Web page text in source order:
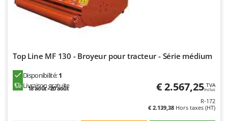
Top Line MF 130 - Broyeur pour tracteur - Série médium
Disponibilité:1
Livraison gratuite
18 août - 20 août € 2.567,25 TVA
Inclus
R-172
€ 2.139,38 Hors taxes (HT)